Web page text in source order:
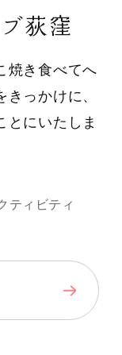
荻窪
焼き食べてへ
っかけに、
とにいたしま
ティビティ